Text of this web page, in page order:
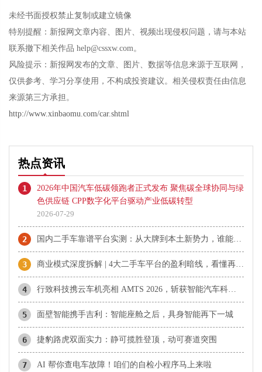
未经书面授权禁止复制或建立镜像
特别提醒：新报网文章内容、图片、视频出现侵权问题，请与本站
联系撤下相关作品 help@cssxw.com。
风险提示：新报网发布的文章、图片、数据等信息来源于互联网，
仅供参考、学习分享使用，不构成投资建议。相关侵权责任由信息
来源第三方承担。
http://www.xinbaomu.com/car.shtml
热点资讯
1
2026年中国汽车低碳领跑者正式发布 聚焦碳全球协同与绿
色供应链 CPP数字化平台驱动产业低碳转型
2026-07-29
2 国内二手车靠谱平台实测：从大牌到本土新势力，谁能真正做到不踩坑
3 商业模式深度拆解 | 4大二手车平台的盈利暗线，看懂再也不被收割
4 行致科技携云车机亮相 AMTS 2026，斩获智能汽车科技奖
5 面壁智能携手吉利：智能座舱之后，具身智能再下一城
6 捷豹路虎双面实力：静可揽胜登顶，动可赛道突围
7 AI 帮你查电车故障！咱们的自检小程序马上来啦